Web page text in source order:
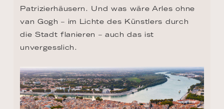
Patrizierhäusern. Und was wäre Arles ohne
van Gogh – im Lichte des Künstlers durch
die Stadt flanieren – auch das ist
unvergesslich.